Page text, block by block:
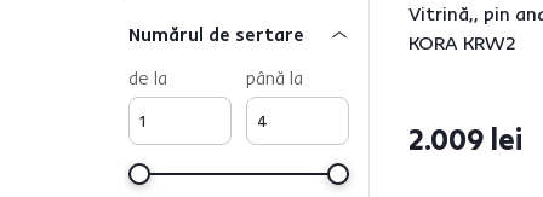
Numărul de sertare
de la
până la
Vitrină,, pin
KORA KRW2
2.009 lei